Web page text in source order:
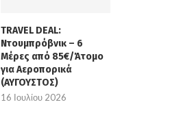
TRAVEL DEAL:
Ντουμπρόβνικ – 6
Μέρες από 85€/Άτομο
για Αεροπορικά
(ΑΥΓΟΥΣΤΟΣ)
16 Ιουλίου 2026